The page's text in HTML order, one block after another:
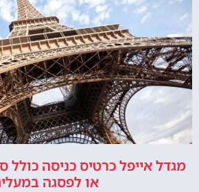
מגדל אייפל כרטיס כניסה כולל
או לפסגה